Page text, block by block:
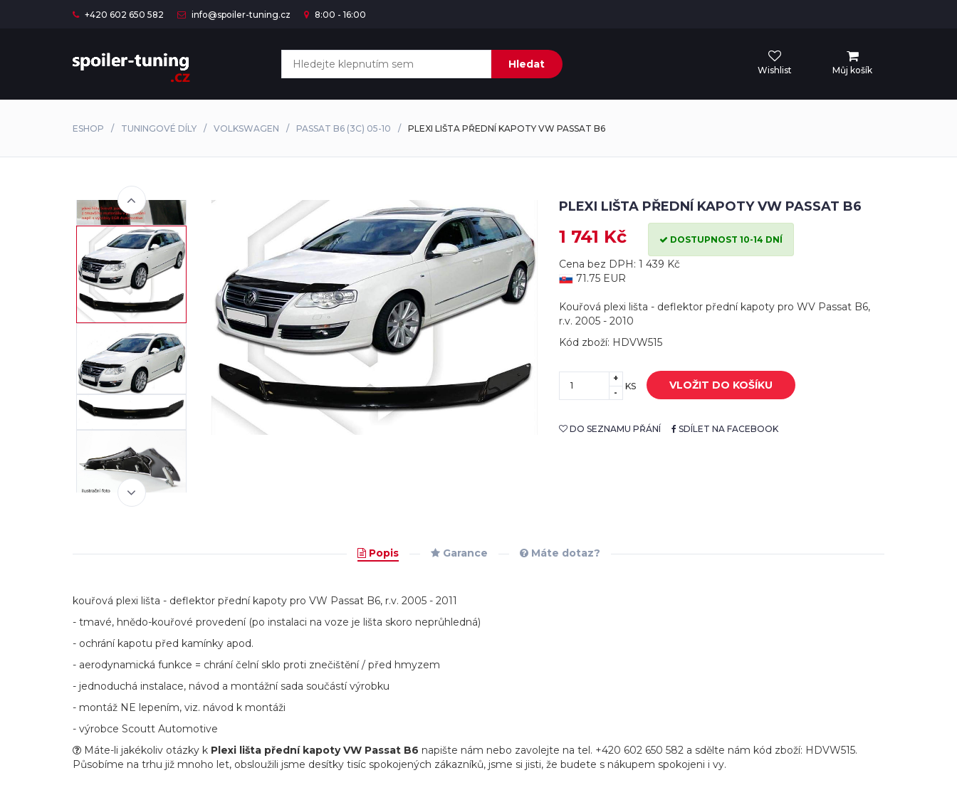
+420 602 650 582 info@spoiler-tuning.cz 8:00 - 16:00
Hledat Wishlist Můj košík
ESHOP TUNINGOVÉ DÍLY VOLKSWAGEN PASSAT B6 (3C) 05-10 PLEXI LIŠTA PŘEDNÍ KAPOTY VW PASSAT B6
PLEXI LIŠTA PŘEDNÍ KAPOTY VW PASSAT B6
1 741 Kč DOSTUPNOST 10-14 DNÍ
Cena bez DPH: 1 439 Kč
71.75 EUR
Kouřová plexi lišta - deflektor přední kapoty pro WV Passat B6,
r.v. 2005 - 2010
Kód zboží: HDVW515
+
-
KS VLOŽIT DO KOŠÍKU
DO SEZNAMU PŘÁNÍ SDÍLET NA FACEBOOK
Popis Garance Máte dotaz?
kouřová plexi lišta - deflektor přední kapoty pro VW Passat B6, r.v. 2005 - 2011
- tmavé, hnědo-kouřové provedení (po instalaci na voze je lišta skoro neprůhledná)
- ochrání kapotu před kamínky apod.
- aerodynamická funkce = chrání čelní sklo proti znečištění / před hmyzem
- jednoduchá instalace, návod a montážní sada součástí výrobku
- montáž NE lepením, viz. návod k montáži
- výrobce Scoutt Automotive
Máte-li jakékoliv otázky k Plexi lišta přední kapoty VW Passat B6 napište nám nebo zavolejte na tel. +420 602 650 582 a sdělte nám kód zboží: HDVW515.
Působíme na trhu již mnoho let, obsloužili jsme desítky tisíc spokojených zákazníků, jsme si jisti, že budete s nákupem spokojeni i vy.